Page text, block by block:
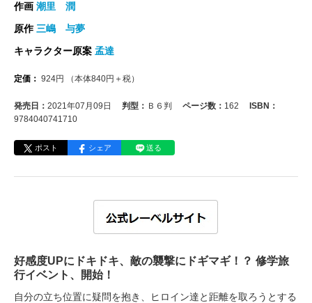
作画 潮里 潤
原作 三嶋 与夢
キャラクター原案 孟達
定価： 924円 （本体840円＋税）
発売日： 2021年07月09日 判型： Ｂ６判 ページ数： 162
ISBN：
9784040741710
ポスト シェア 送る
好感度UPにドキドキ、敵の襲撃にドギマギ！？ 修学旅
行イベント、開始！
自分の立ち位置に疑問を抱き、ヒロイン達と距離を取ろうとする